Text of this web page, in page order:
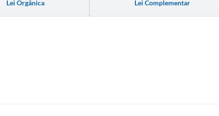
Lei Orgânica Lei Complementar